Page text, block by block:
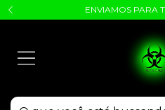
ENVIAMOS PARA